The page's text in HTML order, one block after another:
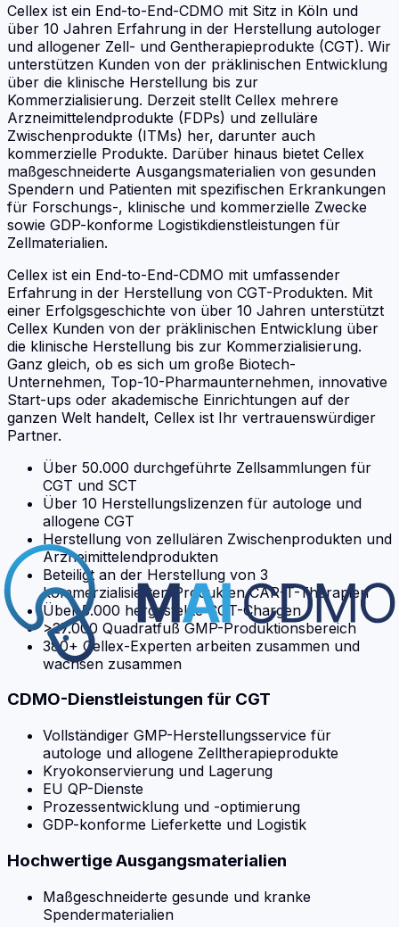
Cellex ist ein End-to-End-CDMO mit Sitz in Köln und
über 10 Jahren Erfahrung in der Herstellung autologer
und allogener Zell- und Gentherapieprodukte (CGT). Wir
unterstützen Kunden von der präklinischen Entwicklung
über die klinische Herstellung bis zur
Kommerzialisierung. Derzeit stellt Cellex mehrere
Arzneimittelendprodukte (FDPs) und zelluläre
Zwischenprodukte (ITMs) her, darunter auch
kommerzielle Produkte. Darüber hinaus bietet Cellex
maßgeschneiderte Ausgangsmaterialien von gesunden
Spendern und Patienten mit spezifischen Erkrankungen
für Forschungs-, klinische und kommerzielle Zwecke
sowie GDP-konforme Logistikdienstleistungen für
Zellmaterialien.
Cellex ist ein End-to-End-CDMO mit umfassender
Erfahrung in der Herstellung von CGT-Produkten. Mit
einer Erfolgsgeschichte von über 10 Jahren unterstützt
Cellex Kunden von der präklinischen Entwicklung über
die klinische Herstellung bis zur Kommerzialisierung.
Ganz gleich, ob es sich um große Biotech-
Unternehmen, Top-10-Pharmaunternehmen, innovative
Start-ups oder akademische Einrichtungen auf der
ganzen Welt handelt, Cellex ist Ihr vertrauenswürdiger
Partner.
Über 50.000 durchgeführte Zellsammlungen für
CGT und SCT
Über 10 Herstellungslizenzen für autologe und
allogene CGT
Herstellung von zellulären Zwischenprodukten und
Arzneimittelendprodukten
Beteiligt an der Herstellung von 3
kommerzialisierten Produkten CAR-T-Therapien
Über 5.000 hergestellte CGT-Chargen
>27.000 Quadratfuß GMP-Produktionsbereich
380+ Cellex-Experten arbeiten zusammen und
wachsen zusammen
CDMO-Dienstleistungen für CGT
Vollständiger GMP-Herstellungsservice für
autologe und allogene Zelltherapieprodukte
Kryokonservierung und Lagerung
EU QP-Dienste
Prozessentwicklung und -optimierung
GDP-konforme Lieferkette und Logistik
Hochwertige Ausgangsmaterialien
Maßgeschneiderte gesunde und kranke
Spendermaterialien